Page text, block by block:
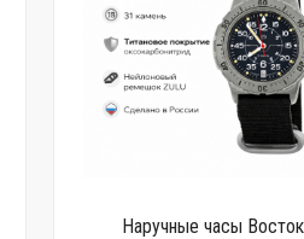
Наручные часы Восток